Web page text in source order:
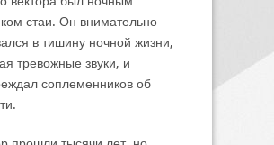
стаи. Он внимательно
в тишину ночной жизни,
тревожные звуки, и
соплеменников об